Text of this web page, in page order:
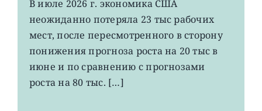
рабочих
мест
США
неожиданно
В июле 2026 г. экономика США
неожиданно потеряла 23 тыс рабочих
мест, после пересмотренного в сторону
понижения прогноза роста на 20 тыс в
июне и по сравнению с прогнозами
роста на 80 тыс. […]